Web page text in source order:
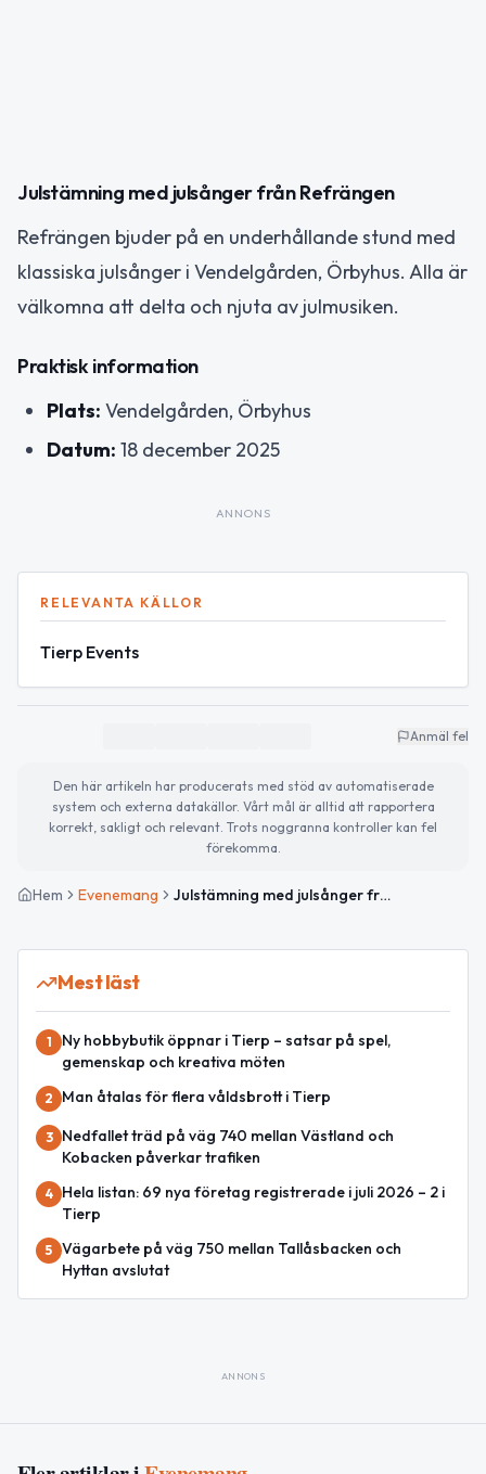
Julstämning med julsånger från Refrängen
Refrängen bjuder på en underhållande stund med
klassiska julsånger i Vendelgården, Örbyhus. Alla är
välkomna att delta och njuta av julmusiken.
Praktisk information
Plats: Vendelgården, Örbyhus
Datum: 18 december 2025
ANNONS
RELEVANTA KÄLLOR
Tierp Events
Anmäl fel
Den här artikeln har producerats med stöd av automatiserade
system och externa datakällor. Vårt mål är alltid att rapportera
korrekt, sakligt och relevant. Trots noggranna kontroller kan fel
förekomma.
Hem Evenemang Julstämning med julsånger från Refrängen
Mest läst
1
Ny hobbybutik öppnar i Tierp – satsar på spel,
gemenskap och kreativa möten
2 Man åtalas för flera våldsbrott i Tierp
3
Nedfallet träd på väg 740 mellan Västland och
Kobacken påverkar trafiken
4
Hela listan: 69 nya företag registrerade i juli 2026 – 2 i
Tierp
5 Vägarbete på väg 750 mellan Tallåsbacken och
Hyttan avslutat
ANNONS